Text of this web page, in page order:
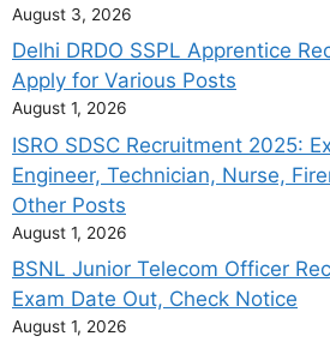
August 3, 2026
Delhi DRDO SSPL Apprentice
Apply for Various Posts
August 1, 2026
ISRO SDSC Recruitment 2025:
Engineer, Technician, Nurse,
Other Posts
August 1, 2026
BSNL Junior Telecom Officer
Exam Date Out, Check Notice
August 1, 2026